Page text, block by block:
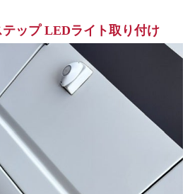
ップ LEDライト取り付け